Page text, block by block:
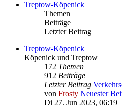
Treptow-Köpenick
Themen
Beiträge
Letzter Beitrag
Treptow-Köpenick
Köpenick und Treptow
172 Themen
912 Beiträge
Letzter Beitrag
von Frosty Neuester
Di 27. Jun 2023, 06:19